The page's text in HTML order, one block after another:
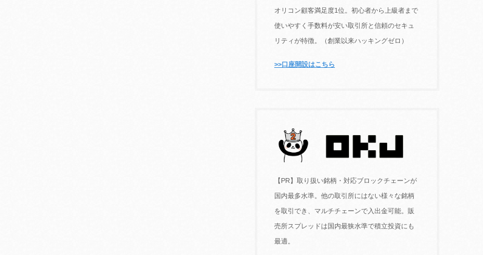
オリコン顧客満足度1位。初心者から上級者まで
使いやすく手数料が安い取引所と信頼のセキュ
リティが特徴。（創業以来ハッキングゼロ）
>>口座開設はこちら
【PR】取り扱い銘柄・対応ブロックチェーンが
国内最多水準。他の取引所にはない様々な銘柄
を取引でき、マルチチェーンで入出金可能。販
売所スプレッドは国内最狭水準で積立投資にも
最適。